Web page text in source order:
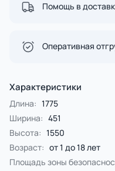
Помощь в
Оперативная
Характеристики
Длина: 1775
Ширина: 451
Высота: 1550
Возраст: от 1 до 18 лет
Площадь зоны